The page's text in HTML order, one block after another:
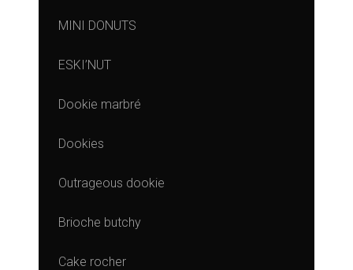
MINI DONUTS
ESKI’NUT
Dookie marbré
Dookies
Outrageous dookie
Brioche butchy
Cake rocher